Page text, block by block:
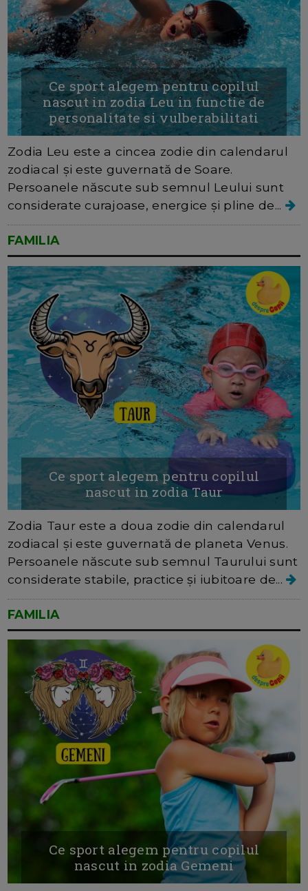
Ce sport alegem pentru copilul
nascut in zodia Leu in functie de
personalitate si vulberabilitati
Zodia Leu este a cincea zodie din calendarul
zodiacal și este guvernată de Soare.
Persoanele născute sub semnul Leului sunt
considerate curajoase, energice și pline de...
FAMILIA
Ce sport alegem pentru copilul
nascut in zodia Taur
Zodia Taur este a doua zodie din calendarul
zodiacal și este guvernată de planeta Venus.
Persoanele născute sub semnul Taurului sunt
considerate stabile, practice și iubitoare de...
FAMILIA
Ce sport alegem pentru copilul
nascut in zodia Gemeni